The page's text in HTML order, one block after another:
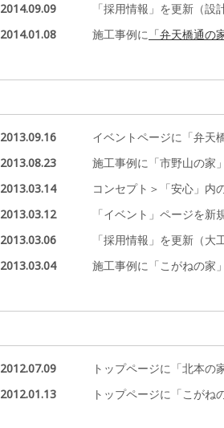
2014.09.09
「採用情報」を更新（設
2014.01.08
施工事例に 「弁天橋通の
2013.09.16
イベントページに「弁天
2013.08.23
施工事例に「市野山の家
2013.03.14
コンセプト＞「安心」内
2013.03.12
「イベント」ページを新
2013.03.06
「採用情報」を更新（大
2013.03.04
施工事例に「こがねの家
2012.07.09
トップページに「北本の
2012.01.13
トップページに「こがね